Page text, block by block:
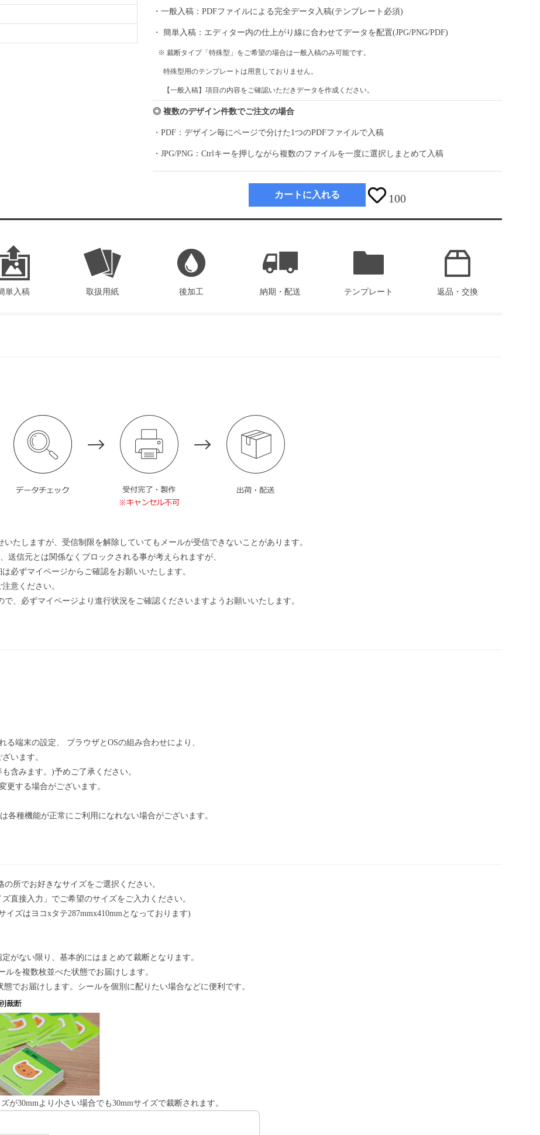
・一般入稿：PDFファイルによる完全データ入稿(テンプレート必須)
・ 簡単入稿：エディター内の仕上がり線に合わせてデータを配置(JPG/PNG/PDF)
※ 裁断タイプ「特殊型」をご希望の場合は一般入稿のみ可能です。
特殊型用のテンプレートは用意しておりません。
【一般入稿】項目の内容をご確認いただきデータを作成ください。
◎ 複数のデザイン件数でご注文の場合
・PDF：デザイン毎にページで分けた1つのPDFファイルで入稿
・JPG/PNG：Ctrlキーを押しながら複数のファイルを一度に選択しまとめて入稿
カートに入れる 100
単入稿 取扱用紙 後加工 納期・配送 テンプレート 返品・交換
たしますが、受信制限を解除していてもメールが受信できないことがあります。
信元とは関係なくブロックされる事が考えられますが、
必ずマイページからご確認をお願いいたします。
意ください。
、必ずマイページより進行状況をご確認くださいますようお願いいたします。
端末の設定、 ブラウザとOSの組み合わせにより、
います。
含みます。)予めご了承ください。
する場合がございます。
種機能が正常にご利用になれない場合がございます。
所でお好きなサイズをご選択ください。
直接入力」でご希望のサイズをご入力ください。
ズはヨコxタテ287mmx410mmとなっております)
がない限り、基本的にはまとめて裁断となります。
を複数枚並べた状態でお届けします。
でお届けします。シールを個別に配りたい場合などに便利です。
が30mmより小さい場合でも30mmサイズで裁断されます。